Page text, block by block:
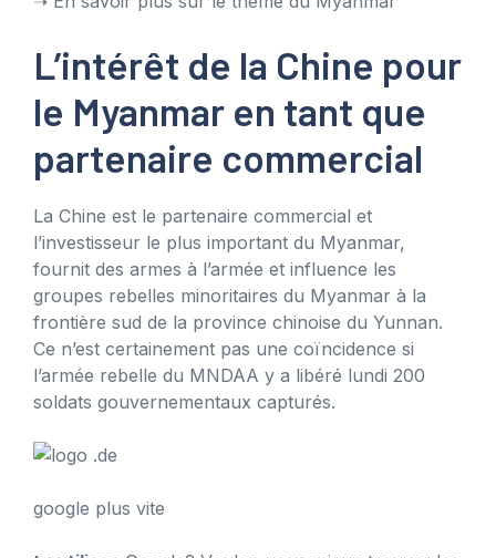
L’intérêt de la Chine pour
le Myanmar en tant que
partenaire commercial
La Chine est le partenaire commercial et
l’investisseur le plus important du Myanmar,
fournit des armes à l’armée et influence les
groupes rebelles minoritaires du Myanmar à la
frontière sud de la province chinoise du Yunnan.
Ce n’est certainement pas une coïncidence si
l’armée rebelle du MNDAA y a libéré lundi 200
soldats gouvernementaux capturés.
google plus vite